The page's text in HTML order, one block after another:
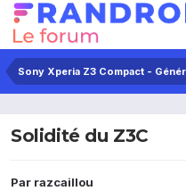
Sony Xperia Z3 Compact -
Solidité du Z3C
Par razcaillou